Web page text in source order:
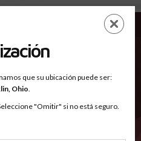
Reconocidos
EN
que su ubicación puede ser:
Ohio.
"Omitir" si no está seguro.